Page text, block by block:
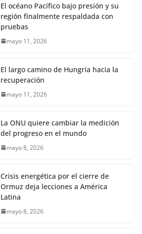
El océano Pacífico bajo presión y su
región finalmente respaldada con
pruebas
mayo 11, 2026
El largo camino de Hungría hacia la
recuperación
mayo 11, 2026
La ONU quiere cambiar la medición
del progreso en el mundo
mayo 8, 2026
Crisis energética por el cierre de
Ormuz deja lecciones a América
Latina
mayo 8, 2026